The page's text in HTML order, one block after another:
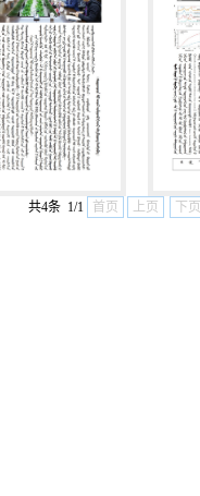
共4条 1/1 首页 上页 下页